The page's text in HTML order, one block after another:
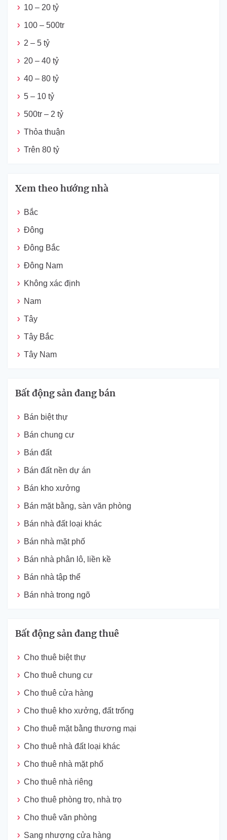
10 – 20 tỷ
100 – 500tr
2 – 5 tỷ
20 – 40 tỷ
40 – 80 tỷ
5 – 10 tỷ
500tr – 2 tỷ
Thỏa thuận
Trên 80 tỷ
Xem theo hướng nhà
Bắc
Đông
Đông Bắc
Đông Nam
Không xác định
Nam
Tây
Tây Bắc
Tây Nam
Bất động sản đang bán
Bán biệt thự
Bán chung cư
Bán đất
Bán đất nền dự án
Bán kho xưởng
Bán mặt bằng, sàn văn phòng
Bán nhà đất loại khác
Bán nhà mặt phố
Bán nhà phân lô, liền kề
Bán nhà tập thể
Bán nhà trong ngõ
Bất động sản đang thuê
Cho thuê biệt thự
Cho thuê chung cư
Cho thuê cửa hàng
Cho thuê kho xưởng, đất trống
Cho thuê mặt bằng thương mại
Cho thuê nhà đất loại khác
Cho thuê nhà mặt phố
Cho thuê nhà riêng
Cho thuê phòng trọ, nhà trọ
Cho thuê văn phòng
Sang nhượng cửa hàng